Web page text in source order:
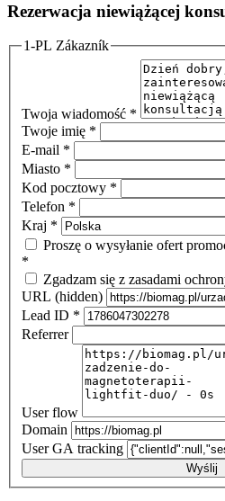
Rezerwacja niewiążącej
1-PL Zákazník
Twoja wiadomość *
Twoje imię *
E-mail *
Miasto *
Kod pocztowy *
Telefon *
Kraj *
Proszę o wysyłanie ofert
*
Zgadzam się z zasadami
URL (hidden)
Lead ID *
Referrer
User flow
Domain
User GA tracking
Wyślij